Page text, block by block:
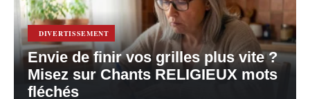
DIVERTISSEMENT
Envie de finir vos grilles plus vite ?
Misez sur Chants RELIGIEUX mots
fléchés